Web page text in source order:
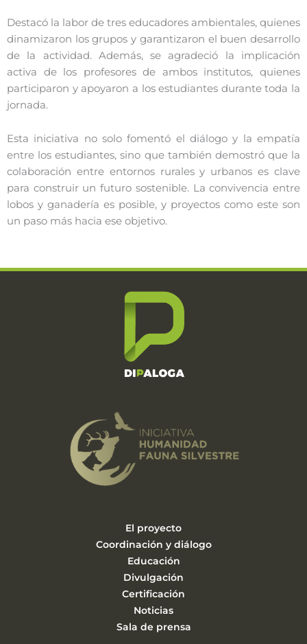
Destacó la labor de tres educadores ambientales, quienes
dinamizaron los grupos y garantizaron el buen desarrollo
de la actividad. Además, se agradeció la implicación
activa de los profesores de ambos institutos, quienes
participaron y apoyaron a los estudiantes durante toda la
jornada.
Esta iniciativa no solo fomentó el diálogo y la empatía
entre los estudiantes, sino que también demostró que la
colaboración entre entornos rurales y urbanos es clave
para construir un futuro sostenible. La convivencia entre
lobos y ganadería es posible, y proyectos como este son
un paso más hacia ese objetivo.
El proyecto
Coordinación y diálogo
Educación
Divulgación
Certificación
Noticias
Sala de prensa